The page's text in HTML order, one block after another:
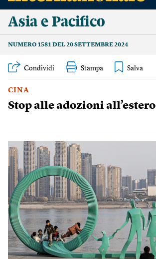
Asia e Pacifico
NUMERO 1581 DEL 20 SETTEMBRE 2024
Condividi Stampa
CINA
Stop alle adozioni all’estero